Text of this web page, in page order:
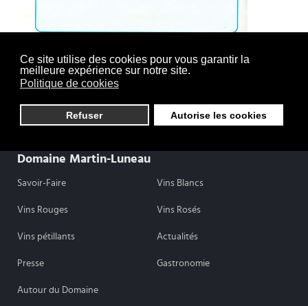
Ce site utilise des cookies pour vous garantir la
meilleure expérience sur notre site.
Politique de cookies
Refuser Autorise les cookies
Domaine Martin-Luneau
Savoir-Faire Vins Blancs
Vins Rouges Vins Rosés
Vins pétillants Actualités
Presse Gastronomie
Autour du Domaine